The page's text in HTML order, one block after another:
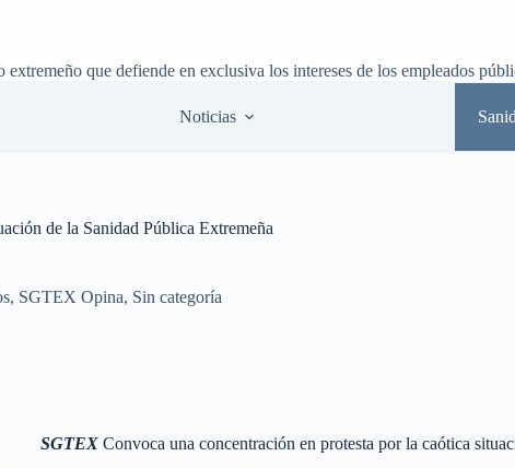
extremeño que defiende en exclusiva los intereses de los empleados
Noticias
de la Sanidad Pública Extremeña
, SGTEX Opina, Sin categoría
SGTEXConvoca una concentración en protesta por la caótica